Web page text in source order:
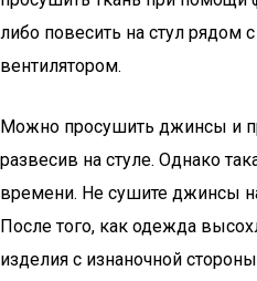
либо повесить на стул
вентилятором.
Можно просушить джинсы и
развесив на стуле. Однако
времени. Не сушите джинсы
После того, как одежда
изделия с изнаночной